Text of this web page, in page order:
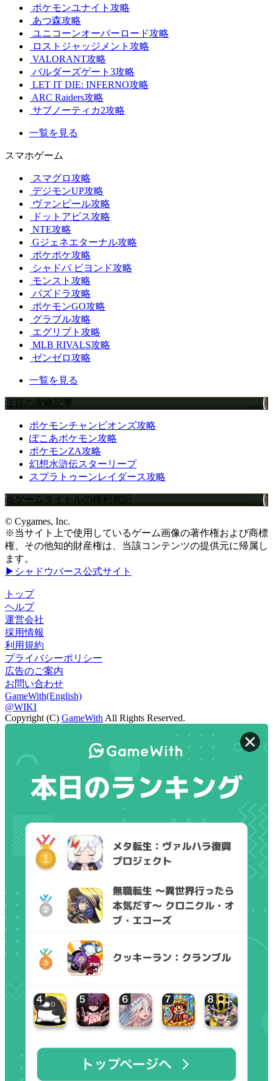
ポケモンユナイト攻略
あつ森攻略
ユニコーンオーバーロード攻略
ロストジャッジメント攻略
VALORANT攻略
バルダーズゲート3攻略
LET IT DIE: INFERNO攻略
ARC Raiders攻略
サブノーティカ2攻略
一覧を見る
スマホゲーム
スマグロ攻略
デジモンUP攻略
ヴァンピール攻略
ドットアビス攻略
NTE攻略
Gジェネエターナル攻略
ポケポケ攻略
シャドバ ビヨンド攻略
モンスト攻略
パズドラ攻略
ポケモンGO攻略
グラブル攻略
エグリプト攻略
MLB RIVALS攻略
ゼンゼロ攻略
一覧を見る
注目の攻略記事
ポケモンチャンピオンズ攻略
ぽこあポケモン攻略
ポケモンZA攻略
幻想水滸伝スターリープ
スプラトゥーンレイダース攻略
当ゲームタイトルの権利表記
© Cygames, Inc.
※当サイト上で使用しているゲーム画像の著作権および商標
権、その他知的財産権は、当該コンテンツの提供元に帰属し
ます。
▶シャドウバース公式サイト
トップ
ヘルプ
運営会社
採用情報
利用規約
プライバシーポリシー
広告のご案内
お問い合わせ
GameWith(English)
@WIKI
Copyright (C) GameWith All Rights Reserved.